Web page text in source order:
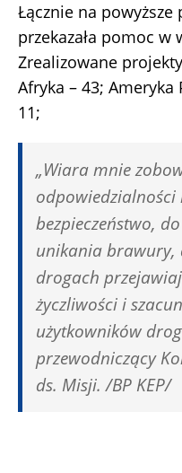
Łącznie na powyższe
przekazała pomoc w
Zrealizowane
Afryka – 43; Ameryka
11;
„Wiara mnie
odpowiedzialności
bezpieczeństwo,
unikania brawury,
drogach
życzliwości i
użytkowników
przewodniczący
ds. Misji. /BP KEP/